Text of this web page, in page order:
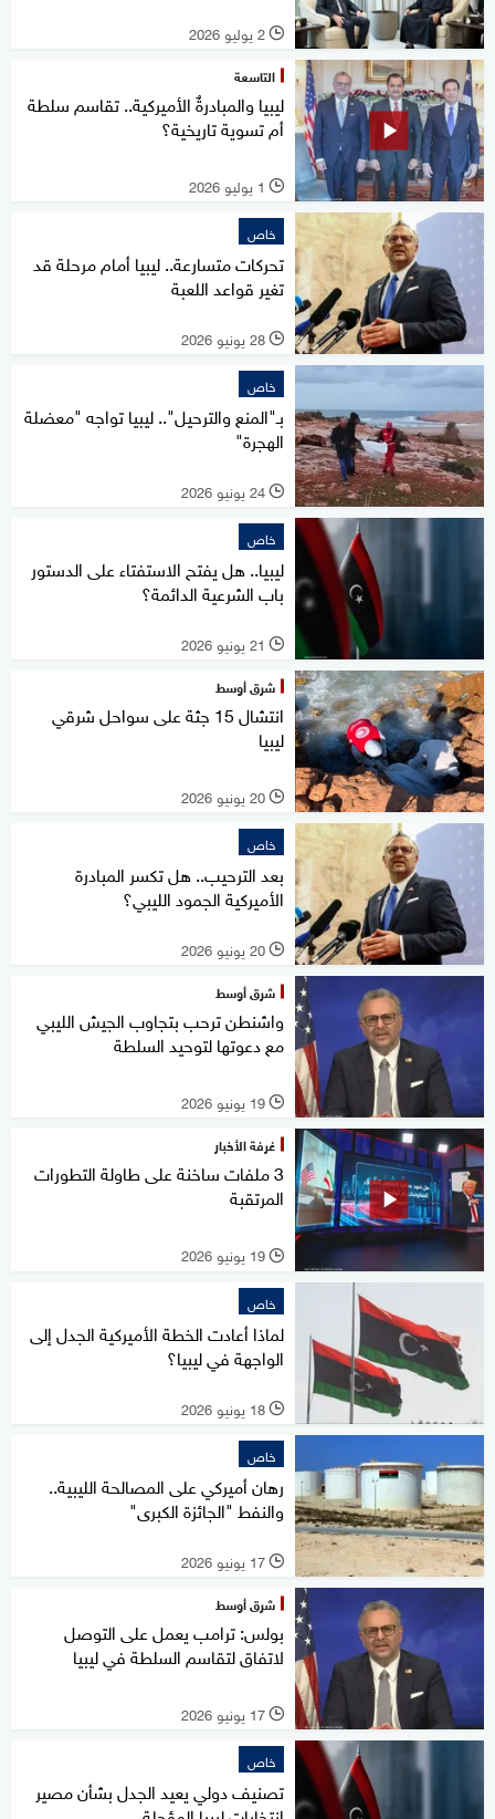
l 2 يوليو 2026
التاسعة
ليبيا والمبادرةٌ الأميركية.. تقاسم سلطة
أم تسوية تاريخية؟
l 1 يوليو 2026
خاص
تحركات متسارعة.. ليبيا أمام مرحلة قد
تغير قواعد اللعبة
l 28 يونيو 2026
خاص
بـ"المنع والترحيل".. ليبيا تواجه "معضلة
الهجرة"
l 24 يونيو 2026
خاص
ليبيا.. هل يفتح الاستفتاء على الدستور
باب الشرعية الدائمة؟
l 21 يونيو 2026
شرق أوسط
انتشال 15 جثة على سواحل شرقي
ليبيا
l 20 يونيو 2026
خاص
بعد الترحيب.. هل تكسر المبادرة
الأميركية الجمود الليبي؟
l 20 يونيو 2026
شرق أوسط
واشنطن ترحب بتجاوب الجيش الليبي
مع دعوتها لتوحيد السلطة
l 19 يونيو 2026
غرفة الأخبار
3 ملفات ساخنة على طاولة التطورات
المرتقبة
l 19 يونيو 2026
خاص
لماذا أعادت الخطة الأميركية الجدل إلى
الواجهة في ليبيا؟
l 18 يونيو 2026
خاص
رهان أميركي على المصالحة الليبية..
والنفط "الجائزة الكبرى"
l 17 يونيو 2026
شرق أوسط
بولس: ترامب يعمل على التوصل
لاتفاق لتقاسم السلطة في ليبيا
l 17 يونيو 2026
خاص
تصنيف دولي يعيد الجدل بشأن مصير